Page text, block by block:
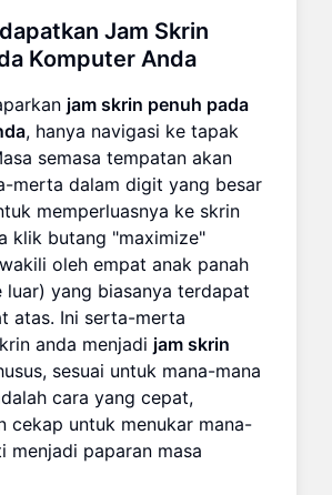
Jam Skrin
Komputer Anda
jam skrin penuh pada
, hanya navigasi ke tapak
semasa tempatan akan
merta dalam digit yang besar
memperluasnya ke skrin
klik butang "maximize"
oleh empat anak panah
luar) yang biasanya terdapat
atas. Ini serta-merta
anda menjadi jam skrin
sesuai untuk mana-mana
cara yang cepat,
cekap untuk menukar mana-
menjadi paparan masa